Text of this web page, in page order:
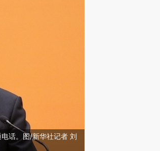
话。图/新华社记者 刘